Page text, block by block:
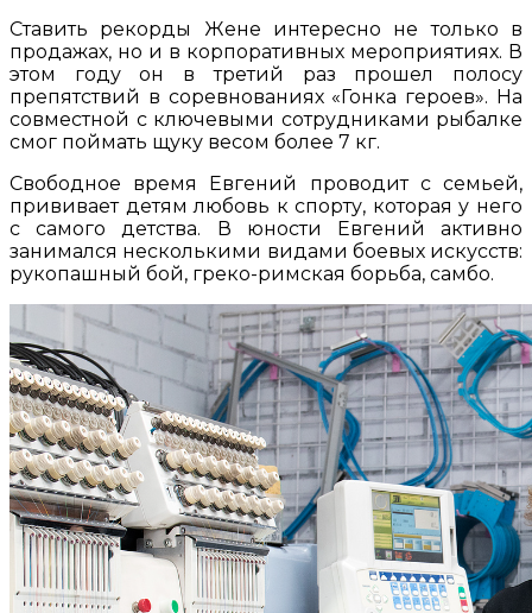
Ставить рекорды Жене интересно не только в
продажах, но и в корпоративных мероприятиях. В
этом году он в третий раз​ прошел полосу
препятствий в соревнованиях «Гонка героев». На
совместной с ключевыми сотрудниками рыбалке
смог поймать щуку весом более 7 кг.
Свободное время Евгений проводит с семьей,
прививает детям любовь к спорту, которая у него
с самого детства. В юности Евгений активно
занимался несколькими видами боевых искусств:
рукопашный бой, греко-римская борьба, самбо.